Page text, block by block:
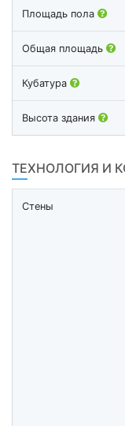
Площадь пола
Общая площадь
Кубатура
Высота здания
ТЕХНОЛОГИЯ И
Стены